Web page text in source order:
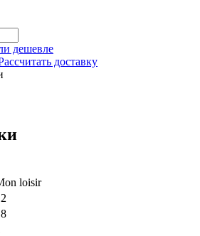
дешевле
доставку
loisir